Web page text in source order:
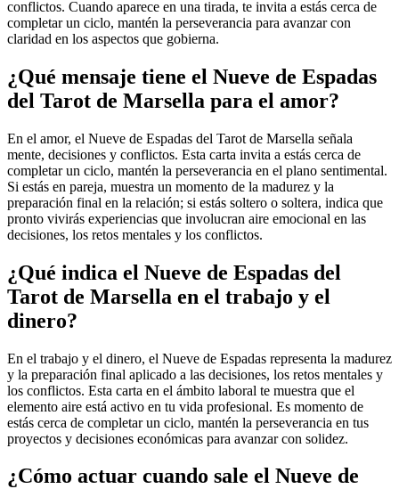
conflictos. Cuando aparece en una tirada, te invita a estás cerca de
completar un ciclo, mantén la perseverancia para avanzar con
claridad en los aspectos que gobierna.
¿Qué mensaje tiene el Nueve de Espadas
del Tarot de Marsella para el amor?
En el amor, el Nueve de Espadas del Tarot de Marsella señala
mente, decisiones y conflictos. Esta carta invita a estás cerca de
completar un ciclo, mantén la perseverancia en el plano sentimental.
Si estás en pareja, muestra un momento de la madurez y la
preparación final en la relación; si estás soltero o soltera, indica que
pronto vivirás experiencias que involucran aire emocional en las
decisiones, los retos mentales y los conflictos.
¿Qué indica el Nueve de Espadas del
Tarot de Marsella en el trabajo y el
dinero?
En el trabajo y el dinero, el Nueve de Espadas representa la madurez
y la preparación final aplicado a las decisiones, los retos mentales y
los conflictos. Esta carta en el ámbito laboral te muestra que el
elemento aire está activo en tu vida profesional. Es momento de
estás cerca de completar un ciclo, mantén la perseverancia en tus
proyectos y decisiones económicas para avanzar con solidez.
¿Cómo actuar cuando sale el Nueve de